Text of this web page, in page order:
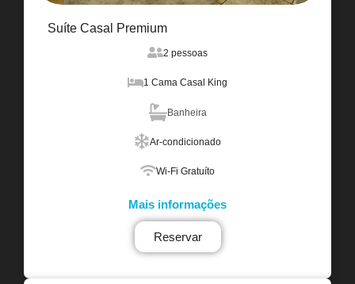
Suíte Casal Premium
2 pessoas
1 Cama Casal King
Banheira
Ar-condicionado
Wi-Fi Gratuíto
Mais informações
Reservar